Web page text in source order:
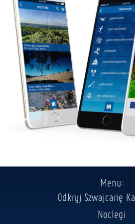
Menu:
Odkryj Szwajcarię
Noclegi